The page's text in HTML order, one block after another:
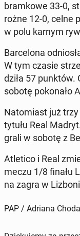
bram­ko­we 33-0,
rożne 12-0, celne
w polu karnym
Bar­ce­lo­na
W tym czasie
dzi­ła 57 punktów.
sobotę po­ko­na­ło
Na­to­miast już
tytułu Real
gra­li w sobotę z
Atle­ti­co i Real
meczu 1/8 finału
na zagra w
PAP / Adriana